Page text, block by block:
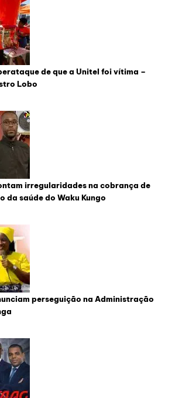
de que a Unitel foi vítima –
Lobo
irregularidades na cobrança de
da saúde do Waku Kungo
perseguição na Administração